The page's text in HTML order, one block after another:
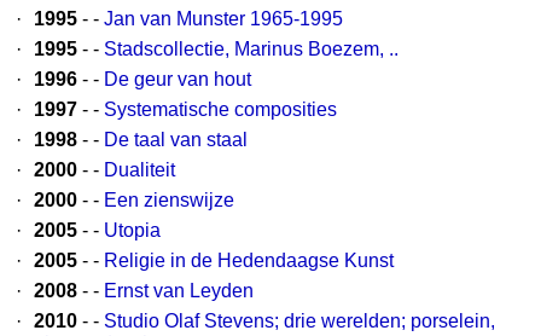
·
1995 - - Jan van Munster 1965-1995
·
1995 - - Stadscollectie, Marinus Boezem, ..
·
1996 - - De geur van hout
·
1997 - - Systematische composities
·
1998 - - De taal van staal
·
2000 - - Dualiteit
·
2000 - - Een zienswijze
·
2005 - - Utopia
·
2005 - - Religie in de Hedendaagse Kunst
·
2008 - - Ernst van Leyden
·
2010 - - Studio Olaf Stevens; drie werelden; porselein,